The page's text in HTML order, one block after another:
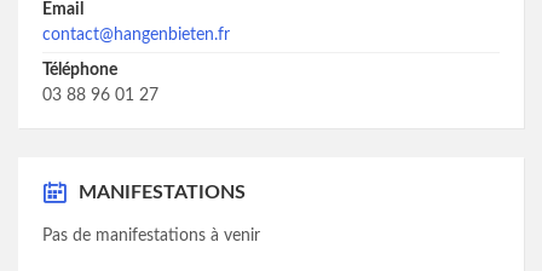
Email
contact@hangenbieten.fr
Téléphone
03 88 96 01 27
MANIFESTATIONS
Pas de manifestations à venir